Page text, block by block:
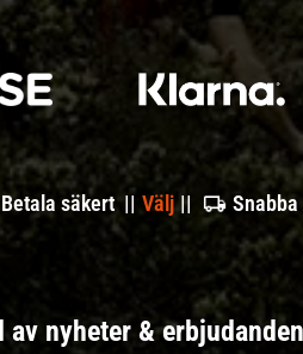
Betala säkert || Välj ||
av nyheter & erbjudanden